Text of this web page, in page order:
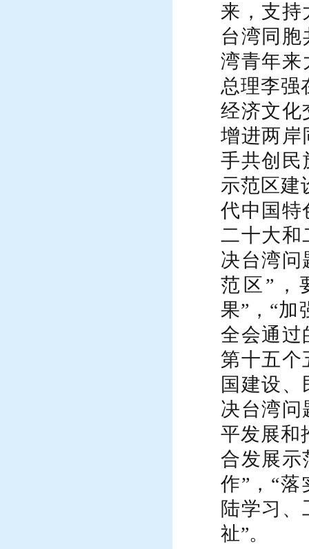
来，支持
台湾同胞
湾青年来
总理李强
经济文化
增进两岸
手共创民
示范区建
代中国特
二十大和
决台湾问
范区” ，
果”，“加
全会通过
第十五个
国建设
决台湾问
平发展和
合发展示
作”，“
陆学习
祉”。